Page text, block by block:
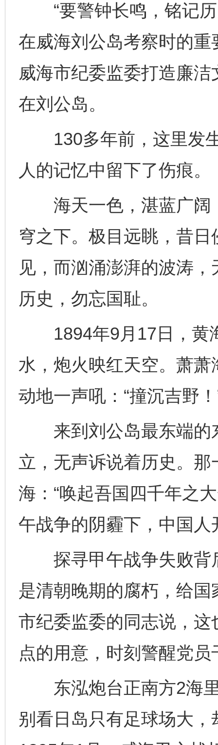
“要警钟长鸣，铭记历
在威海刘公岛考察时的
威海市纪委监委打造廉洁
在刘公岛。
130多年前，这里发生
人的记忆中留下了伤痕。
海天一色，湛蓝广阔
穹之下。极目远眺，昔
见，而汹涌澎湃的波涛
历史，勿忘国耻。
1894年9月17日，黄
水，炮火映红天空。萧
动地一声吼：“撞沉吉野！
来到刘公岛最东端的
立，无声诉说着历史。
海：“唤起吾国四千年之
午战争的阴霾下，中国人
探寻甲午战争失败背
是清朝晚期的腐朽，给
市纪委监委的同志说，这
点的用意，时刻警醒党
东泓炮台正南方2海里
别看日岛只有足球场大